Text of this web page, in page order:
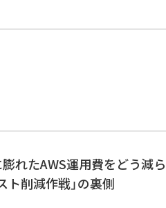
膨れたAWS運用費をどう
ト削減作戦」の裏側